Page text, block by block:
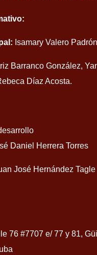
Isamary Valero
Barranco González,
Díaz Acosta.
Daniel Herrera Torres
José Hernández Tagle
76 #7707 e/ 77 y 81,